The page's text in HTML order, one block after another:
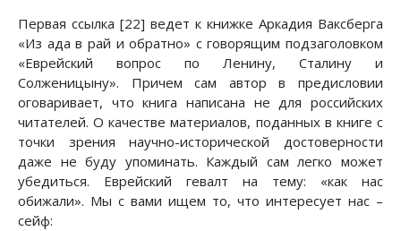
Первая ссылка [22] ведет к книжке Аркадия Ваксберга
«Из ада в рай и обратно» с говорящим подзаголовком
«Еврейский вопрос по Ленину, Сталину и
Солженицыну». Причем сам автор в предисловии
оговаривает, что книга написана не для российских
читателей. О качестве материалов, поданных в книге с
точки зрения научно-исторической достоверности
даже не буду упоминать. Каждый сам легко может
убедиться. Еврейский гевалт на тему: «как нас
обижали». Мы с вами ищем то, что интересует нас –
сейф: